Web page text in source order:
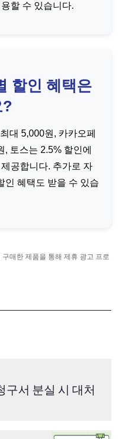
할 수 있습니다.
할인 혜택은
?
대 5,000원, 카카오페
토스는 2.5% 할인에
공합니다. 추가로 자
인 혜택도 받을 수 있습
매한 제품을 통해 제휴 광고 프로
구서 분실 시 대처